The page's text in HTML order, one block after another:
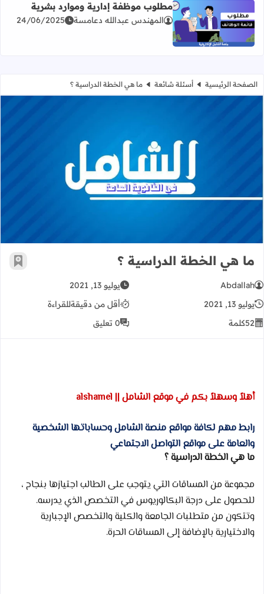
اقرأ المزيد عن مطلوب موظفة إدارية وموارد بشرية
مطلوب موظفة إدارية وموارد بشرية
المهندس عبدالله دعامسة 24/06/2025
الصفحة الرئيسية أسئلة شائعة ما هي الخطة الدراسية ؟
ما هي الخطة الدراسية ؟
ما هي الخطة الدراسية ؟ أضف
Abdallah
يوليو 13, 2021
يوليو 13, 2021
أقل من دقيقةللقراءة
52كلمة 0 تعليق
أهلاً وسهلاً بكم في موقع الشامل || alshamel
رابط مهم لكافة مواقع منصة الشامل وحساباتها الشخصية
والعامة على مواقع التواصل الاجتماعي
ما هي الخطة الدراسية ؟
مجموعة من المساقات التي يتوجب على الطالب اجتيازها بنجاح ،
للحصول على درجة البكالوريوس في التخصص الذي يدرسه.
وتتكون من متطلبات الجامعة والكلية والتخصص الإجبارية
والاختيارية بالإضافة إلى المساقات الحرة.